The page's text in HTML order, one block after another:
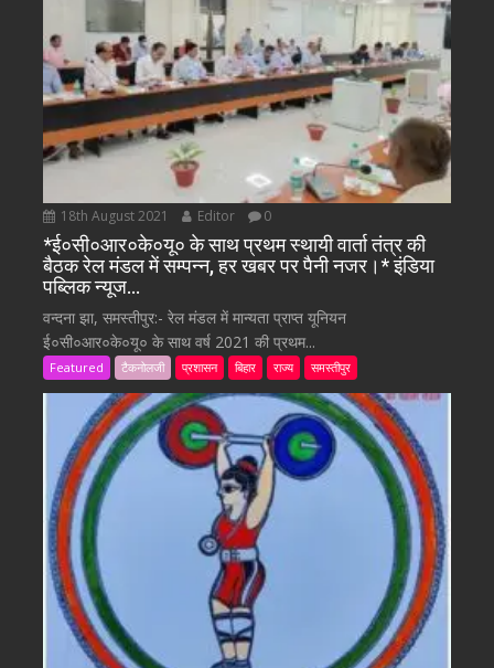
18th August 2021 Editor 0
*ई०सी०आर०के०यू० के साथ प्रथम स्थायी वार्ता तंत्र की
बैठक रेल मंडल में सम्पन्न, हर खबर पर पैनी नजर।* इंडिया
पब्लिक न्यूज…
वन्दना झा, समस्तीपुर:- रेल मंडल में मान्यता प्राप्त यूनियन
ई०सी०आर०के०यू० के साथ वर्ष 2021 की प्रथम...
Featured टैकनोलजी प्रशासन बिहार राज्य समस्तीपुर